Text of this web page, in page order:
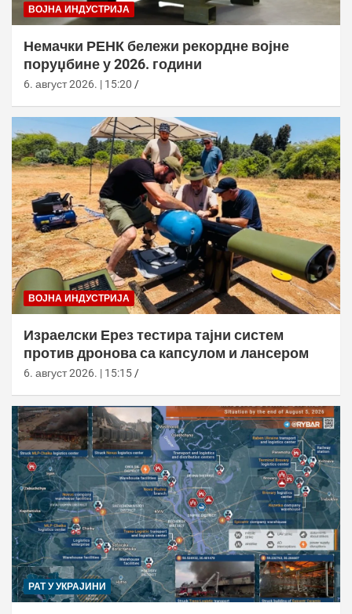
ВОЈНА ИНДУСТРИЈА
Немачки РЕНК бележи рекордне војне
поруџбине у 2026. години
6. август 2026. | 15:20
ВОЈНА ИНДУСТРИЈА
Израелски Ерез тестира тајни систем
против дронова са капсулом и лансером
6. август 2026. | 15:15
РАТ У УКРАЈИНИ